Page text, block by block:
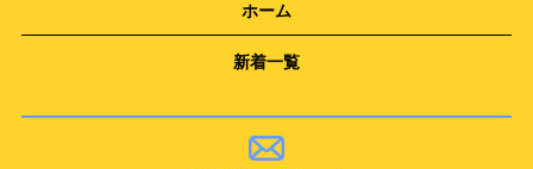
ホーム
新着一覧